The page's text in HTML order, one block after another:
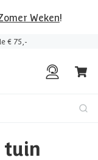
Weken!
€ 75,-
tuin